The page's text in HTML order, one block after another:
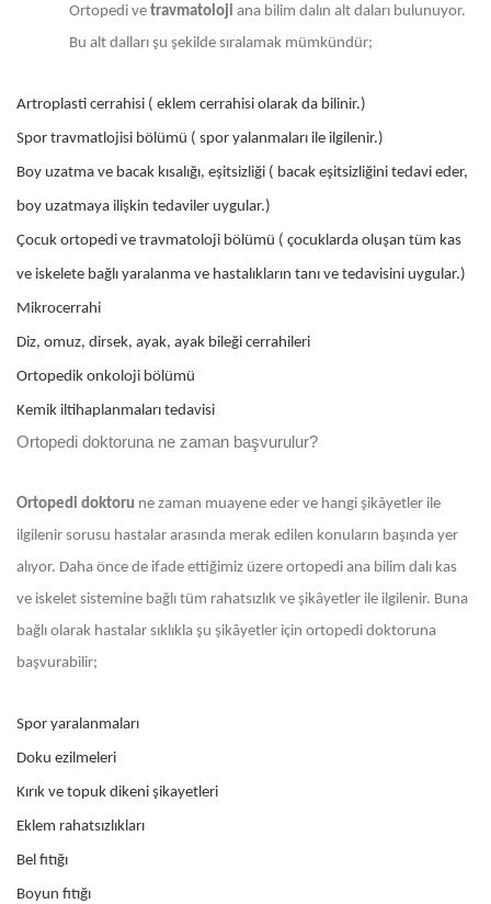
Ortopedi ve travmatoloji ana bilim dalın alt daları bulunuyor.
Bu alt dalları şu şekilde sıralamak mümkündür;
Artroplasti cerrahisi ( eklem cerrahisi olarak da bilinir.)
Spor travmatlojisi bölümü ( spor yalanmaları ile ilgilenir.)
Boy uzatma ve bacak kısalığı, eşitsizliği ( bacak eşitsizliğini tedavi eder,
boy uzatmaya ilişkin tedaviler uygular.)
Çocuk ortopedi ve travmatoloji bölümü ( çocuklarda oluşan tüm kas
ve iskelete bağlı yaralanma ve hastalıkların tanı ve tedavisini uygular.)
Mikrocerrahi
Diz, omuz, dirsek, ayak, ayak bileği cerrahileri
Ortopedik onkoloji bölümü
Kemik iltihaplanmaları tedavisi
Ortopedi doktoruna ne zaman başvurulur?
Ortopedi doktoru ne zaman muayene eder ve hangi şikâyetler ile
ilgilenir sorusu hastalar arasında merak edilen konuların başında yer
alıyor. Daha önce de ifade ettiğimiz üzere ortopedi ana bilim dalı kas
ve iskelet sistemine bağlı tüm rahatsızlık ve şikâyetler ile ilgilenir. Buna
bağlı olarak hastalar sıklıkla şu şikâyetler için ortopedi doktoruna
başvurabilir;
Spor yaralanmaları
Doku ezilmeleri
Kırık ve topuk dikeni şikayetleri
Eklem rahatsızlıkları
Bel fıtığı
Boyun fıtığı